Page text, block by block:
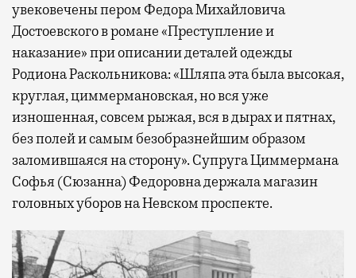
увековечены пером Федора Михайловича
Достоевского в романе «Преступление и
наказание» при описании деталей одежды
Родиона Раскольникова: «Шляпа эта была высокая,
круглая, циммермановская, но вся уже
изношенная, совсем рыжая, вся в дырах и пятнах,
без полей и самым безобразнейшим образом
заломившаяся на сторону». Супруга Циммермана
Софья (Сюзанна) Федоровна держала магазин
головных уборов на Невском проспекте.